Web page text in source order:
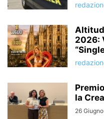
2026:
la
26